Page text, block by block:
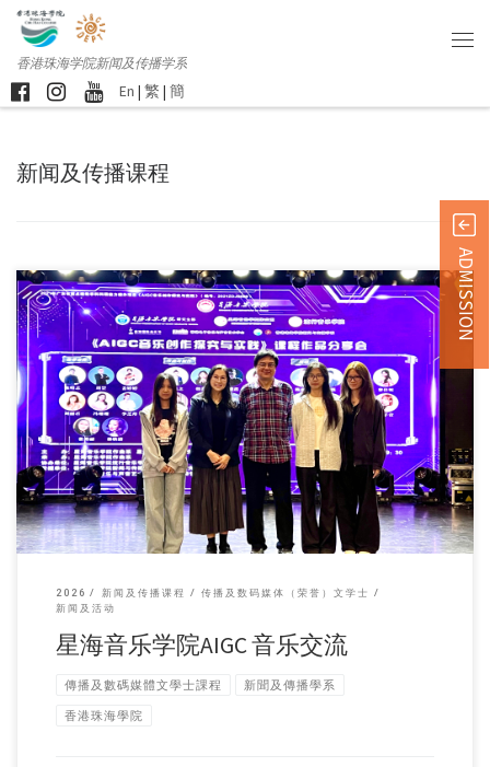
香港珠海学院新闻及传播学系
En | 繁 | 簡
新闻及传播课程
香港珠海学院新闻及传 […]
2026 新闻及传播课程
传播及数码媒体（荣誉）文学士
新闻及活动
星海音乐学院AIGC 音乐交流
傳播及數碼媒體文學士課程 新聞及傳播學系
香港珠海學院
ADMISSION